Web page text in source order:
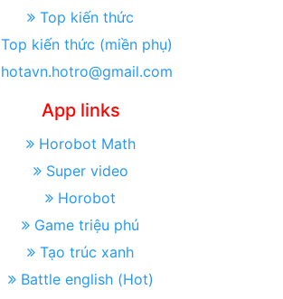
Top kiến thức
Top kiến thức (miền phụ)
hotavn.hotro@gmail.com
App links
Horobot Math
Super video
Horobot
Game triệu phú
Tạo trúc xanh
Battle english (Hot)